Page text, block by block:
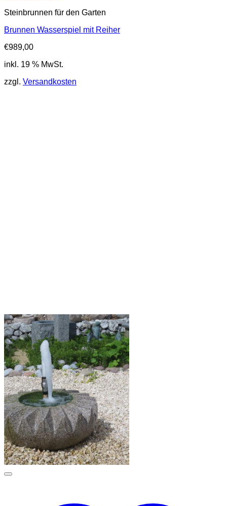
Steinbrunnen für den Garten
Brunnen Wasserspiel mit Reiher
€989,00
inkl. 19 % MwSt.
zzgl. Versandkosten